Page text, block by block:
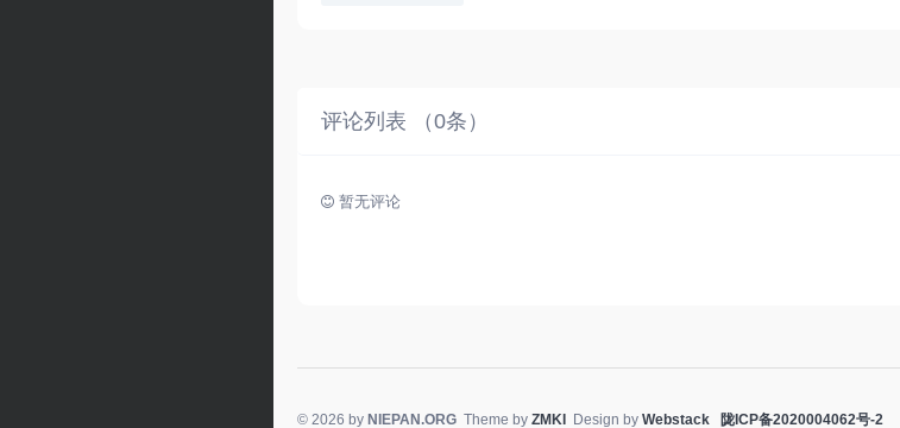
评论列表 （0条）
暂无评论
© 2026 by NIEPAN.ORG Theme by ZMKI Design by Webstack 陇ICP备2020004062号-2